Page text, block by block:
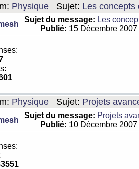
Physique Sujet: Les concepts
Sujet du message: Les
Publié: 15 Décembre
Physique Sujet: Projets
Sujet du message: Projets
Publié: 10 Décembre